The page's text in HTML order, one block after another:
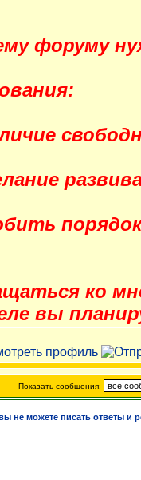
форуму
ко
вы
Показать сообщения: